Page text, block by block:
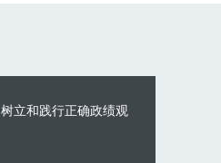
树立和践行正确政绩观